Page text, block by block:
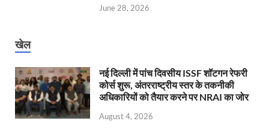
June 28, 2026
खेल
नई दिल्ली में पांच दिवसीय ISSF शॉटगन रेफरी
कोर्स शुरू, अंतरराष्ट्रीय स्तर के तकनीकी
अधिकारियों को तैयार करने पर NRAI का जोर
August 4, 2026